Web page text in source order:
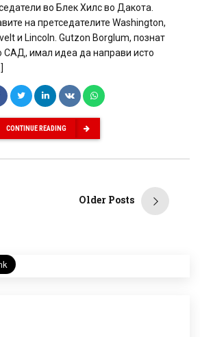
во Блек Хилс во Дакота.
на претседателите Washington,
и Lincoln. Gutzon Borglum, познат
САД, имал идеа да направи исто
CONTINUE READING
Older Posts